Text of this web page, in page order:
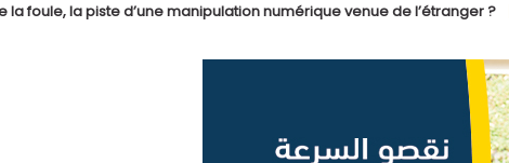
d’une manipulation numérique venue de l’étranger ?
Loi de